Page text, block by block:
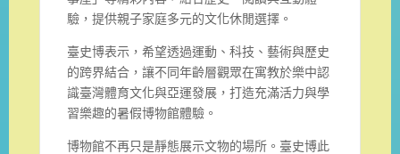
驗，提供親子家庭多元的文化休閒選擇。
臺史博表示，希望透過運動、科技、藝術與歷史
的跨界結合，讓不同年齡層觀眾在寓教於樂中認
識臺灣體育文化與亞運發展，打造充滿活力與學
習樂趣的暑假博物館體驗。
博物館不再只是靜態展示文物的場所。臺史博此